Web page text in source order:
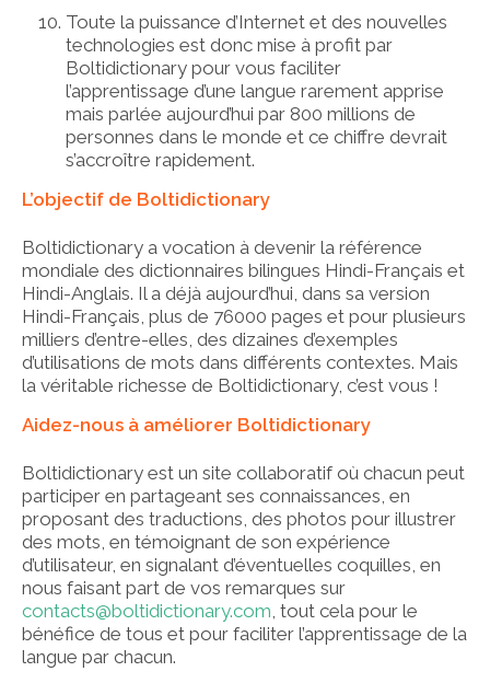
Toute la puissance d’Internet et des nouvelles
technologies est donc mise à profit par
Boltidictionary pour vous faciliter
l’apprentissage d’une langue rarement apprise
mais parlée aujourd’hui par 800 millions de
personnes dans le monde et ce chiffre devrait
s’accroître rapidement.
L’objectif de Boltidictionary
Boltidictionary a vocation à devenir la référence
mondiale des dictionnaires bilingues Hindi-Français et
Hindi-Anglais. Il a déjà aujourd’hui, dans sa version
Hindi-Français, plus de 76000 pages et pour plusieurs
milliers d’entre-elles, des dizaines d’exemples
d’utilisations de mots dans différents contextes. Mais
la véritable richesse de Boltidictionary, c’est vous !
Aidez-nous à améliorer Boltidictionary
Boltidictionary est un site collaboratif où chacun peut
participer en partageant ses connaissances, en
proposant des traductions, des photos pour illustrer
des mots, en témoignant de son expérience
d’utilisateur, en signalant d’éventuelles coquilles, en
nous faisant part de vos remarques sur
contacts@boltidictionary.com , tout cela pour le
bénéfice de tous et pour faciliter l’apprentissage de la
langue par chacun.